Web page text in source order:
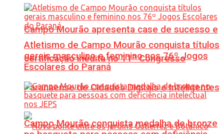
Campo Mourão apresenta case de sucesso e
certificação inédita no 11º Congresso
Paranaense de Cidades Digitais e Inteligentes
Atletismo de Campo Mourão conquista títulos
gerais masculino e feminino nos 76º Jogos
Escolares do Paraná
Campo Mourão conquista medalha de bronze